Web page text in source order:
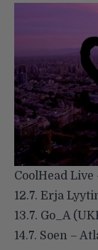
CoolHead
12.7. Erja
13.7. Go_A
14.7. Soen –